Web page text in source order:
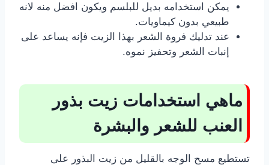
يمكن استخدامه بديل للبلسم ويكون افضل منه لانه
طبيعي بدون كيماويات.
عند تدليك فروة الشعر بهذا الزيت فإنه يساعد على
إنبات الشعر وتحفيز نموه.
ماهي استخدامات زيت بذور
العنب للشعر والبشرة
تستطيع مسح الوجه بالقليل من زيت البذور على